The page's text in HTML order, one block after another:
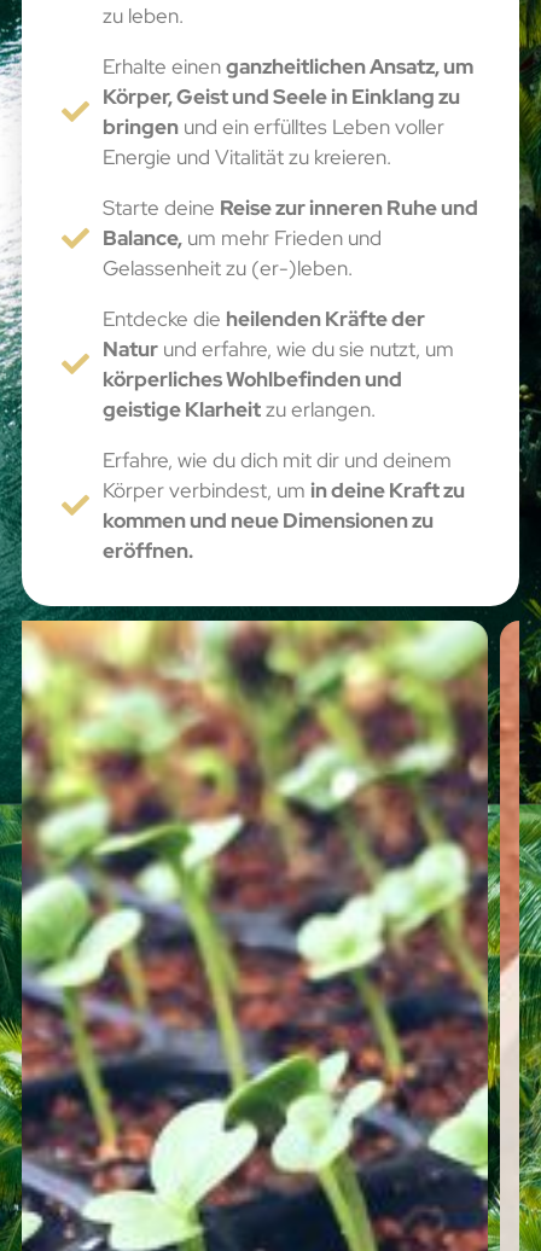
zu leben.
Erhalte einenganzheitlichen Ansatz, um
Körper, Geist und Seele in Einklang zu
bringenund ein erfülltes Leben voller
Energie und Vitalität zu kreieren.
Starte deine Reise zur inneren Ruhe und
Balance,um mehr Frieden und
Gelassenheit zu (er-)leben.
Entdecke die heilenden Kräfte der
Naturund erfahre, wie du sie nutzt, um
körperliches Wohlbefinden und
geistige Klarheitzu erlangen.
Erfahre, wie du dich mit dir und deinem
Körper verbindest, um in deine Kraft zu
kommen und neue Dimensionen zu
eröffnen.